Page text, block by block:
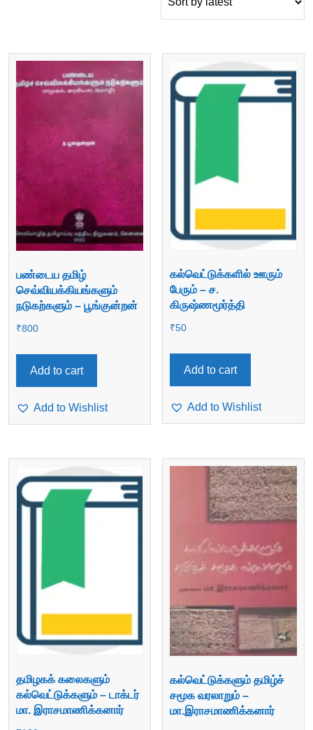
பண்டைய தமிழ்
செவ்வியக்கியங்களும்
நடுகற்களும் – பூங்குன்றன்
₹800
Add to cart
Add to Wishlist
கல்வெட்டுக்களில் ஊரும்
பேரும் – ச.
கிருஷ்ணமூர்த்தி
₹50
Add to cart
Add to Wishlist
தமிழகக் கலைகளும்
கல்வெட்டுக்களும் – டாக்டர்
மா. இராசமாணிக்கனார்
கல்வெட்டுக்களும் தமிழ்ச்
சமூக வரலாறும் –
மா.இராசமாணிக்கனார்